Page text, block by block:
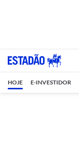
HOJE E-INVESTIDOR